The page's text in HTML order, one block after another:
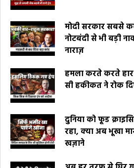
मोदी सरकार सबसे
नोटबंदी से भी बड़ी
नाराज़
हमला करते करते
सी हकीकत ने रोक
दुनिया को फूड
रहा, क्या अब भूखा
खज़ाने